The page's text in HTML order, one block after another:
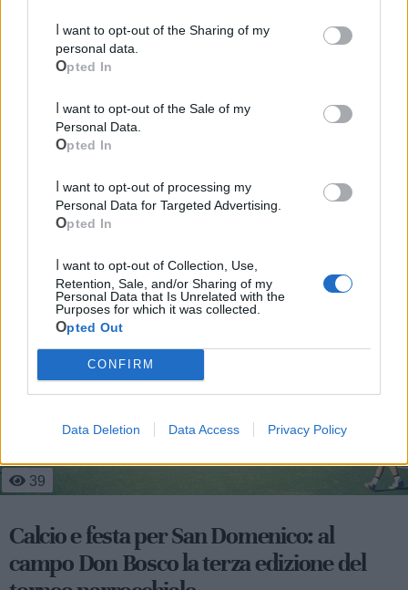
personal data.
Opted In
Personal Data.
Opted In
Personal Data for Targeted Advertising.
Opted In
Retention, Sale, and/or Sharing of my
Personal Data that Is Unrelated with the
Purposes for which it was collected.
Opted Out
CONFIRM
Data Deletion Data Access Privacy Policy
Cia Agricoltori Italiani | Puglia - Area Due
Mari
Scopri tutte le notizie, gli eventi e la Web TV di Cia Puglia - Area
Due Mari
Le ultime notizie di Castellaneta
39
Calcio e festa per San Domenico: al
campo Don Bosco la terza edizione del